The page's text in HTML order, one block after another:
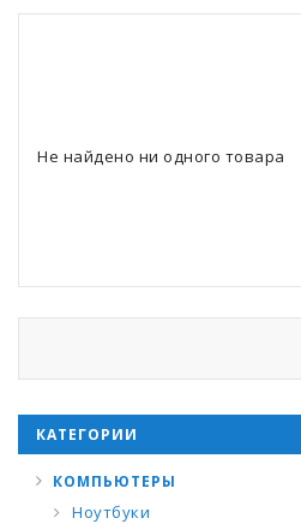
Не найдено ни одного товара
КАТЕГОРИИ
КОМПЬЮТЕРЫ
Ноутбуки